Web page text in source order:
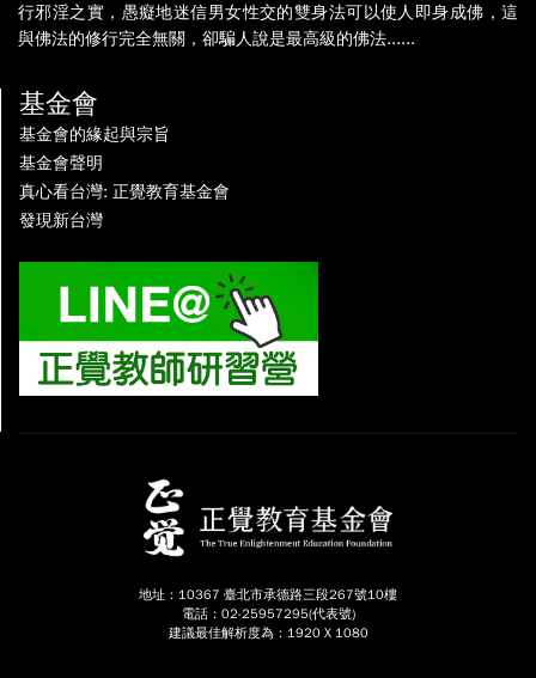
行邪淫之實，愚癡地迷信男女性交的雙身法可以使人即身成佛，這
與佛法的修行完全無關，卻騙人說是最高級的佛法......
基金會
基金會的緣起與宗旨
基金會聲明
真心看台灣: 正覺教育基金會
發現新台灣
地址：10367 臺北市承德路三段267號10樓
電話：02-25957295(代表號)
建議最佳解析度為：1920 X 1080